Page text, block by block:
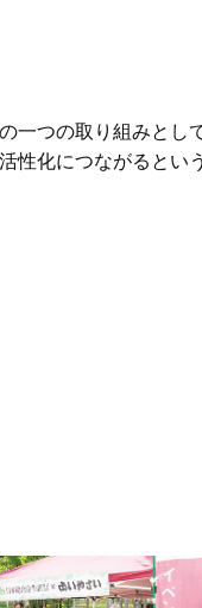
つの取り組みとし
化につながるとい